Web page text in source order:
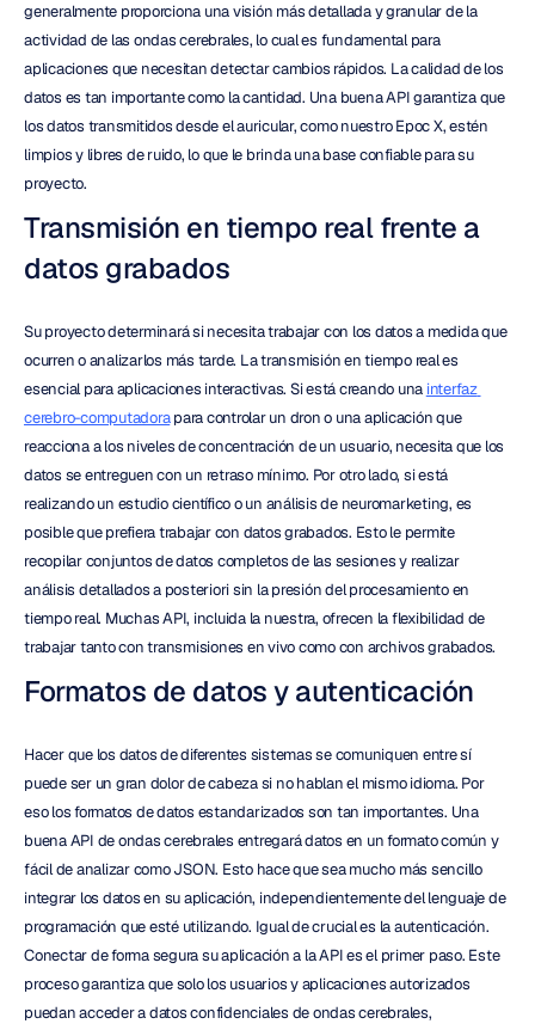
generalmente proporciona una visión más detallada y granular de la
actividad de las ondas cerebrales, lo cual es fundamental para
aplicaciones que necesitan detectar cambios rápidos. La calidad de los
datos es tan importante como la cantidad. Una buena API garantiza que
los datos transmitidos desde el auricular, como nuestro Epoc X, estén
limpios y libres de ruido, lo que le brinda una base confiable para su
proyecto.
Transmisión en tiempo real frente a
datos grabados
Su proyecto determinará si necesita trabajar con los datos a medida que
ocurren o analizarlos más tarde. La transmisión en tiempo real es
esencial para aplicaciones interactivas. Si está creando una interfaz
cerebro-computadora para controlar un dron o una aplicación que
reacciona a los niveles de concentración de un usuario, necesita que los
datos se entreguen con un retraso mínimo. Por otro lado, si está
realizando un estudio científico o un análisis de neuromarketing, es
posible que prefiera trabajar con datos grabados. Esto le permite
recopilar conjuntos de datos completos de las sesiones y realizar
análisis detallados a posteriori sin la presión del procesamiento en
tiempo real. Muchas API, incluida la nuestra, ofrecen la flexibilidad de
trabajar tanto con transmisiones en vivo como con archivos grabados.
Formatos de datos y autenticación
Hacer que los datos de diferentes sistemas se comuniquen entre sí
puede ser un gran dolor de cabeza si no hablan el mismo idioma. Por
eso los formatos de datos estandarizados son tan importantes. Una
buena API de ondas cerebrales entregará datos en un formato común y
fácil de analizar como JSON. Esto hace que sea mucho más sencillo
integrar los datos en su aplicación, independientemente del lenguaje de
programación que esté utilizando. Igual de crucial es la autenticación.
Conectar de forma segura su aplicación a la API es el primer paso. Este
proceso garantiza que solo los usuarios y aplicaciones autorizados
puedan acceder a datos confidenciales de ondas cerebrales,